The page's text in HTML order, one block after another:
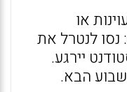
או
נסו לנטרל את
יירגע.
הבא.